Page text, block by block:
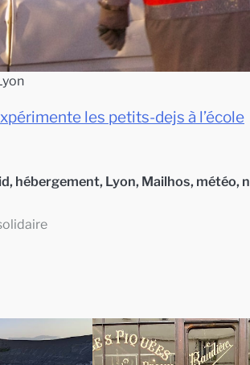
les petits-dejs à l’école
, hébergement, Lyon, Mailhos, météo,